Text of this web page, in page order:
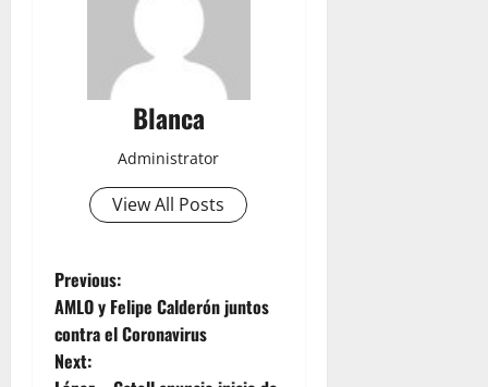
Blanca
Administrator
View All Posts
P
o
Previous:
AMLO y Felipe Calderón juntos
contra el Coronavirus
Next: